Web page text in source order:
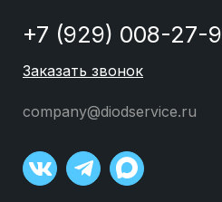
+7 (929) 008-27-
Заказать звонок
company@diodservice.ru